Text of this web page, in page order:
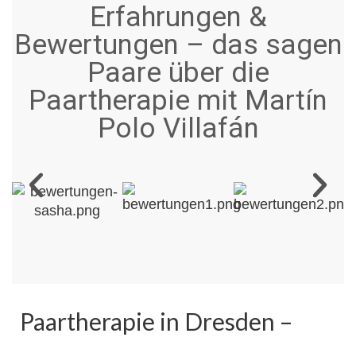
Erfahrungen &
Bewertungen – das sagen
Paare über die
Paartherapie mit Martín
Polo Villafán
Paartherapie in Dresden –